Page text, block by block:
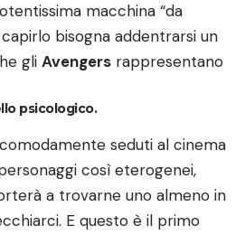
macchina “da
bisogna addentrarsi un
gli Avengers rappresentano
psicologico.
seduti al cinema
così eterogenei,
a trovarne uno almeno in
E questo è il primo